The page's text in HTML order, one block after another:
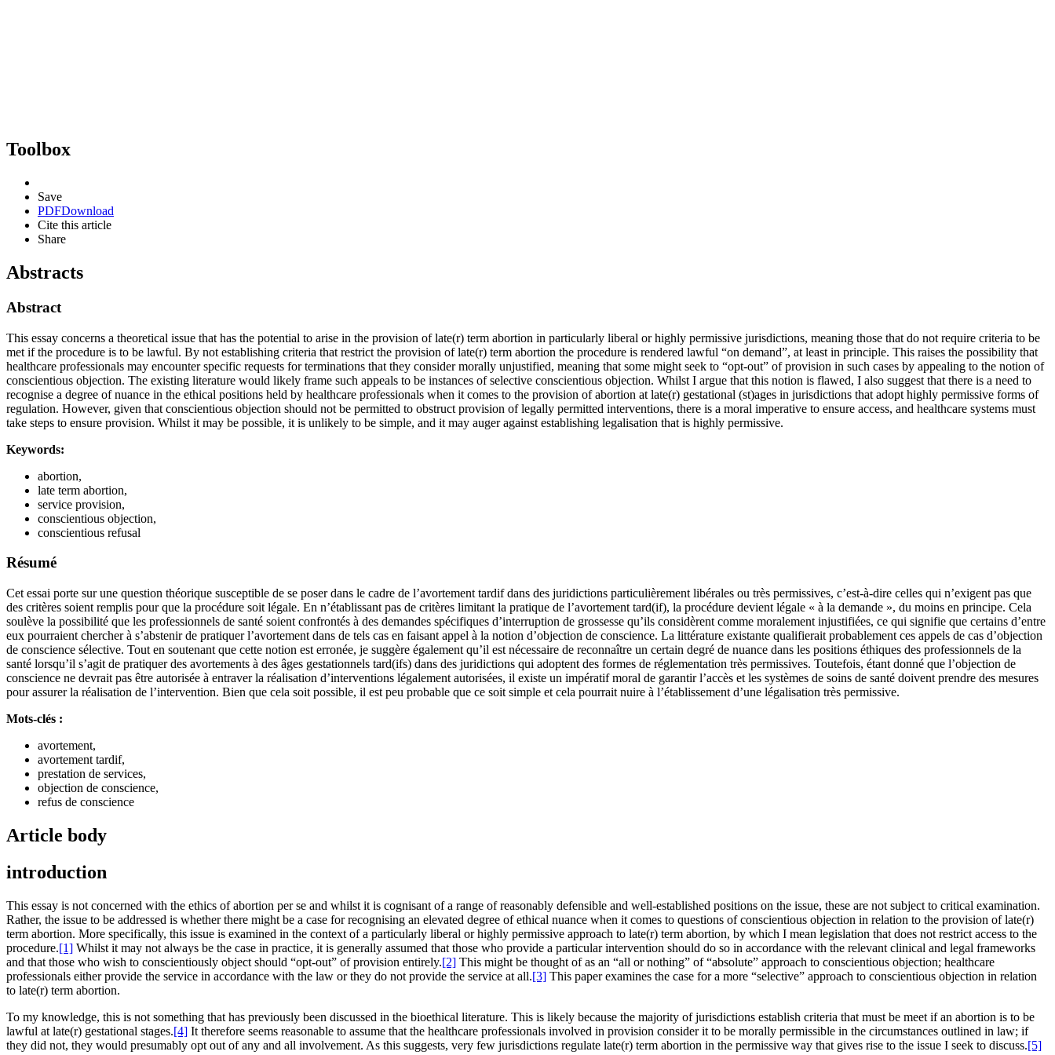
Toolbox
Save
PDFDownload
Cite this article
Share
Abstracts
Abstract
This essay concerns a theoretical issue that has the potential to arise in the provision of late(r) term abortion in particularly liberal or highly permissive jurisdictions, meaning those that do not require criteria to be
met if the procedure is to be lawful. By not establishing criteria that restrict the provision of late(r) term abortion the procedure is rendered lawful “on demand”, at least in principle. This raises the possibility that
healthcare professionals may encounter specific requests for terminations that they consider morally unjustified, meaning that some might seek to “opt-out” of provision in such cases by appealing to the notion of
conscientious objection. The existing literature would likely frame such appeals to be instances of selective conscientious objection. Whilst I argue that this notion is flawed, I also suggest that there is a need to
recognise a degree of nuance in the ethical positions held by healthcare professionals when it comes to the provision of abortion at late(r) gestational (st)ages in jurisdictions that adopt highly permissive forms of
regulation. However, given that conscientious objection should not be permitted to obstruct provision of legally permitted interventions, there is a moral imperative to ensure access, and healthcare systems must
take steps to ensure provision. Whilst it may be possible, it is unlikely to be simple, and it may auger against establishing legalisation that is highly permissive.
Keywords:
abortion,
late term abortion,
service provision,
conscientious objection,
conscientious refusal
Résumé
Cet essai porte sur une question théorique susceptible de se poser dans le cadre de l’avortement tardif dans des juridictions particulièrement libérales ou très permissives, c’est-à-dire celles qui n’exigent pas que
des critères soient remplis pour que la procédure soit légale. En n’établissant pas de critères limitant la pratique de l’avortement tard(if), la procédure devient légale « à la demande », du moins en principe. Cela
soulève la possibilité que les professionnels de santé soient confrontés à des demandes spécifiques d’interruption de grossesse qu’ils considèrent comme moralement injustifiées, ce qui signifie que certains d’entre
eux pourraient chercher à s’abstenir de pratiquer l’avortement dans de tels cas en faisant appel à la notion d’objection de conscience. La littérature existante qualifierait probablement ces appels de cas d’objection
de conscience sélective. Tout en soutenant que cette notion est erronée, je suggère également qu’il est nécessaire de reconnaître un certain degré de nuance dans les positions éthiques des professionnels de la
santé lorsqu’il s’agit de pratiquer des avortements à des âges gestationnels tard(ifs) dans des juridictions qui adoptent des formes de réglementation très permissives. Toutefois, étant donné que l’objection de
conscience ne devrait pas être autorisée à entraver la réalisation d’interventions légalement autorisées, il existe un impératif moral de garantir l’accès et les systèmes de soins de santé doivent prendre des mesures
pour assurer la réalisation de l’intervention. Bien que cela soit possible, il est peu probable que ce soit simple et cela pourrait nuire à l’établissement d’une légalisation très permissive.
Mots-clés :
avortement,
avortement tardif,
prestation de services,
objection de conscience,
refus de conscience
Article body
introduction
This essay is not concerned with the ethics of abortion per se and whilst it is cognisant of a range of reasonably defensible and well-established positions on the issue, these are not subject to critical examination.
Rather, the issue to be addressed is whether there might be a case for recognising an elevated degree of ethical nuance when it comes to questions of conscientious objection in relation to the provision of late(r)
term abortion. More specifically, this issue is examined in the context of a particularly liberal or highly permissive approach to late(r) term abortion, by which I mean legislation that does not restrict access to the
procedure.[1] Whilst it may not always be the case in practice, it is generally assumed that those who provide a particular intervention should do so in accordance with the relevant clinical and legal frameworks
and that those who wish to conscientiously object should “opt-out” of provision entirely.[2] This might be thought of as an “all or nothing” of “absolute” approach to conscientious objection; healthcare
professionals either provide the service in accordance with the law or they do not provide the service at all.[3] This paper examines the case for a more “selective” approach to conscientious objection in relation
to late(r) term abortion.
To my knowledge, this is not something that has previously been discussed in the bioethical literature. This is likely because the majority of jurisdictions establish criteria that must be meet if an abortion is to be
lawful at late(r) gestational stages.[4] It therefore seems reasonable to assume that the healthcare professionals involved in provision consider it to be morally permissible in the circumstances outlined in law; if
they did not, they would presumably opt out of any and all involvement. As this suggests, very few jurisdictions regulate late(r) term abortion in the permissive way that gives rise to the issue I seek to discuss.[5]